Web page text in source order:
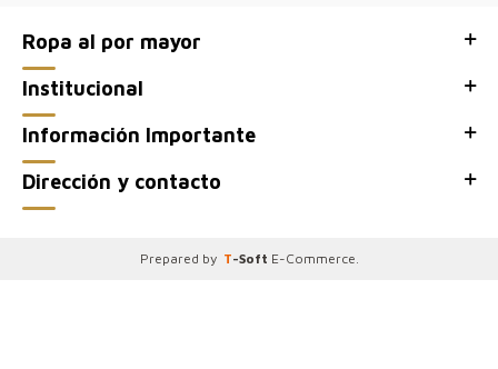
Ropa al por mayor
Institucional
Información Importante
Dirección y contacto
Prepared by T-Soft E-Commerce.